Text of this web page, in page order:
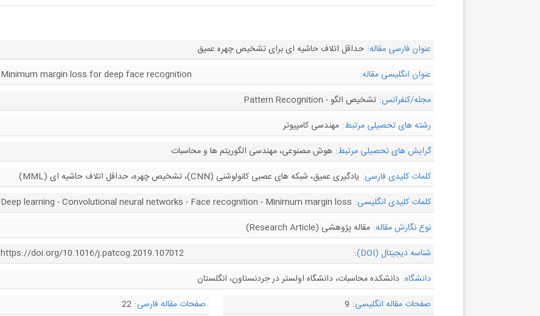
عنوان فارسی مقاله: حداقل اتلاف حاشیه ای برای تشخیص چهره عمیق
عنوان انگلیسی مقاله:
Minimum margin loss for deep face recognition
مجله/کنفرانس: تشخیص الگو - Pattern Recognition
رشته های تحصیلی مرتبط: مهندسی کامپیوتر
گرایش های تحصیلی مرتبط: هوش مصنوعی، مهندسی الگوریتم ها و محاسبات
کلمات کلیدی فارسی: یادگیری عمیق، شبکه های عصبی کانولوشنی (CNN)، تشخیص چهره، حداقل اتلاف حاشیه ای (MML)
کلمات کلیدی انگلیسی: Deep learning - Convolutional neural networks - Face recognition - Minimum margin loss
نوع نگارش مقاله: مقاله پژوهشی (Research Article)
شناسه دیجیتال (DOI):
https://doi.org/10.1016/j.patcog.2019.107012
دانشگاه: دانشکده محاسبات، دانشگاه اولستر در جردنستاون، انگلستان
صفحات مقاله انگلیسی: 9 صفحات مقاله فارسی: 22